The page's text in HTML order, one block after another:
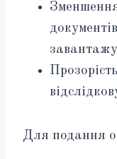
Для подання